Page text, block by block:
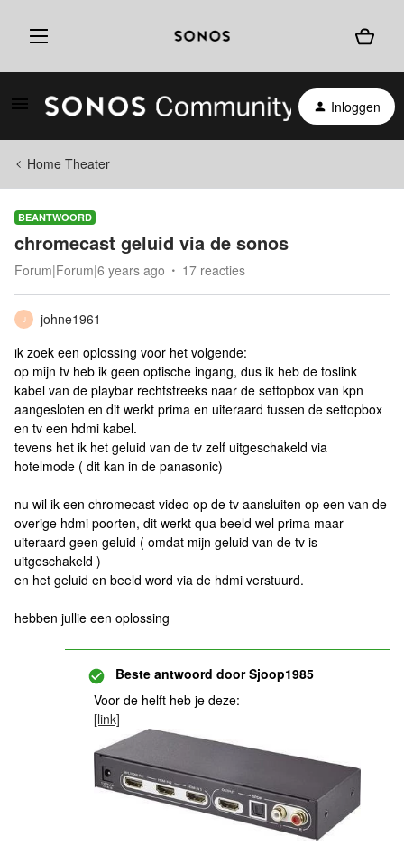
Inloggen
Home Theater
BEANTWOORD
chromecast geluid via de sonos
Forum|Forum|6 years ago 17 reacties
J
johne1961
ik zoek een oplossing voor het volgende:
op mijn tv heb ik geen optische ingang, dus ik heb de toslink
kabel van de playbar rechtstreeks naar de settopbox van kpn
aangesloten en dit werkt prima en uiteraard tussen de settopbox
en tv een hdmi kabel.
tevens het ik het geluid van de tv zelf uitgeschakeld via
hotelmode ( dit kan in de panasonic)
nu wil ik een chromecast video op de tv aansluiten op een van de
overige hdmi poorten, dit werkt qua beeld wel prima maar
uiteraard geen geluid ( omdat mijn geluid van de tv is
uitgeschakeld )
en het geluid en beeld word via de hdmi verstuurd.
hebben jullie een oplossing
Beste antwoord doorSjoop1985
Voor de helft heb je deze:
[link]